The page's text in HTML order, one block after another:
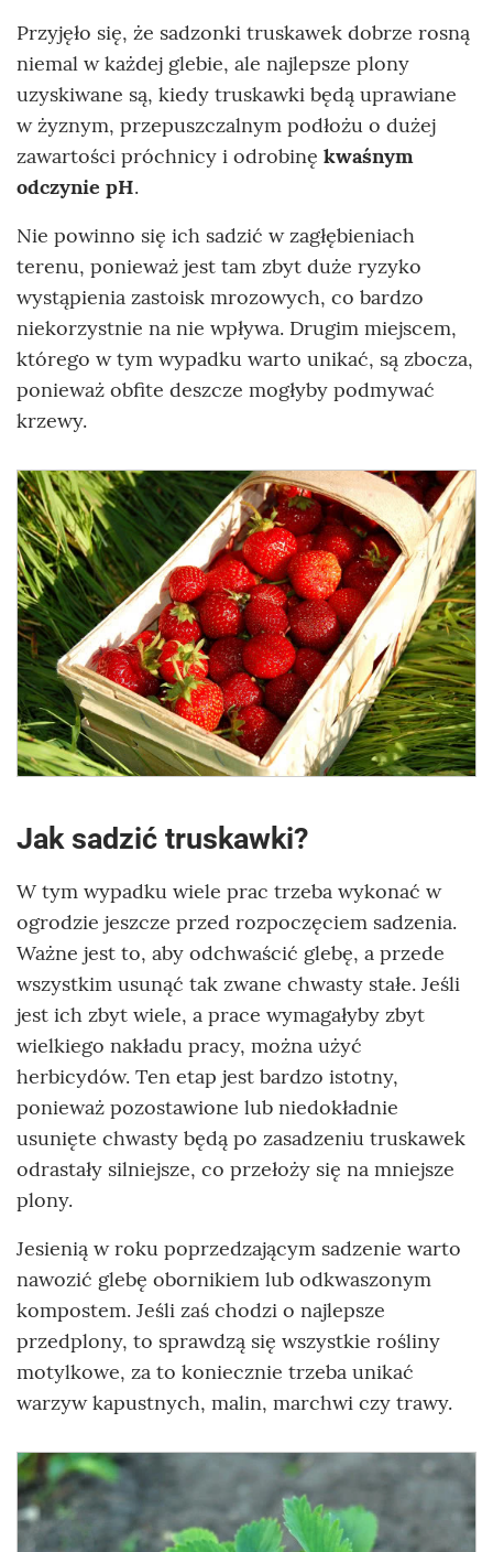
Przyjęło się, że sadzonki truskawek dobrze rosną
niemal w każdej glebie, ale najlepsze plony
uzyskiwane są, kiedy truskawki będą uprawiane
w żyznym, przepuszczalnym podłożu o dużej
zawartości próchnicy i odrobinę kwaśnym
odczynie pH.
Nie powinno się ich sadzić w zagłębieniach
terenu, ponieważ jest tam zbyt duże ryzyko
wystąpienia zastoisk mrozowych, co bardzo
niekorzystnie na nie wpływa. Drugim miejscem,
którego w tym wypadku warto unikać, są zbocza,
ponieważ obfite deszcze mogłyby podmywać
krzewy.
Jak sadzić truskawki?
W tym wypadku wiele prac trzeba wykonać w
ogrodzie jeszcze przed rozpoczęciem sadzenia.
Ważne jest to, aby odchwaścić glebę, a przede
wszystkim usunąć tak zwane chwasty stałe. Jeśli
jest ich zbyt wiele, a prace wymagałyby zbyt
wielkiego nakładu pracy, można użyć
herbicydów. Ten etap jest bardzo istotny,
ponieważ pozostawione lub niedokładnie
usunięte chwasty będą po zasadzeniu truskawek
odrastały silniejsze, co przełoży się na mniejsze
plony.
Jesienią w roku poprzedzającym sadzenie warto
nawozić glebę obornikiem lub odkwaszonym
kompostem. Jeśli zaś chodzi o najlepsze
przedplony, to sprawdzą się wszystkie rośliny
motylkowe, za to koniecznie trzeba unikać
warzyw kapustnych, malin, marchwi czy trawy.